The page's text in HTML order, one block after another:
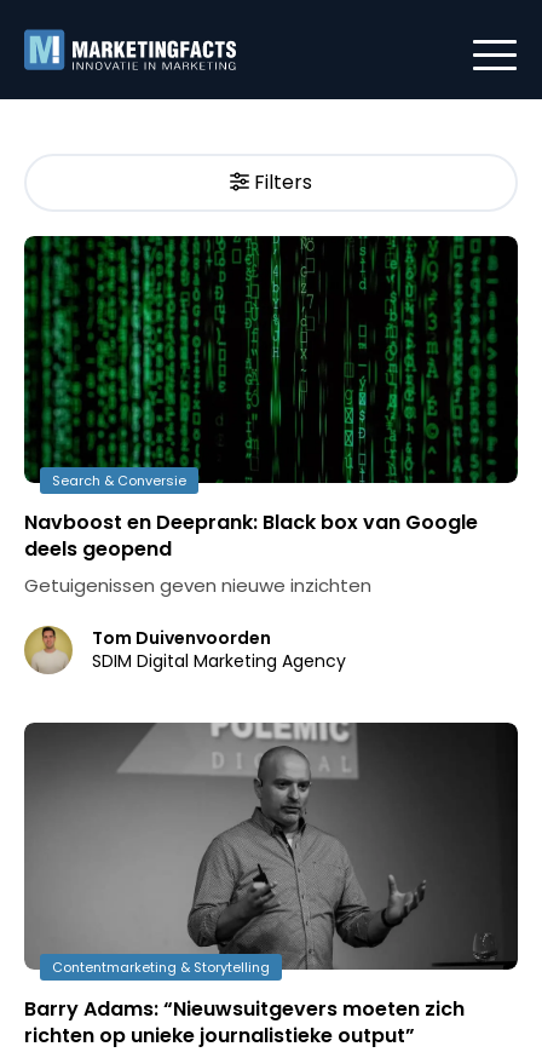
Filters
Search & Conversie
Navboost en Deeprank: Black box van Google
deels geopend
Getuigenissen geven nieuwe inzichten
Tom Duivenvoorden
SDIM Digital Marketing Agency
Contentmarketing & Storytelling
Barry Adams: “Nieuwsuitgevers moeten zich
richten op unieke journalistieke output”